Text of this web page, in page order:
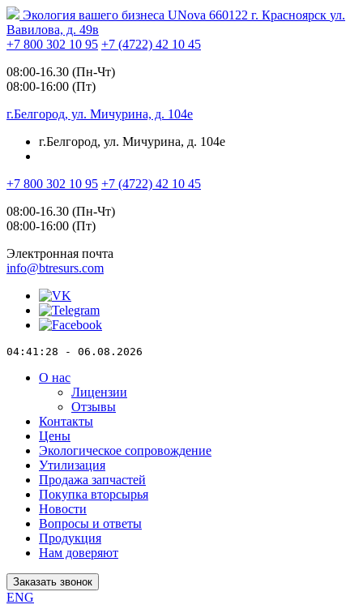
Экология вашего бизнеса UNova 660122 г. Красноярск ул.
Вавилова, д. 49в
+7 800 302 10 95 +7 (4722) 42 10 45
08:00-16.30 (Пн-Чт)
08:00-16:00 (Пт)
г.Белгород, ул. Мичурина, д. 104е
г.Белгород, ул. Мичурина, д. 104е
+7 800 302 10 95 +7 (4722) 42 10 45
08:00-16.30 (Пн-Чт)
08:00-16:00 (Пт)
Электронная почта
info@btresurs.com
04:41:28 - 06.08.2026
О нас
Лицензии
Отзывы
Контакты
Цены
Экологическое сопровождение
Утилизация
Продажа запчастей
Покупка вторсырья
Новости
Вопросы и ответы
Продукция
Нам доверяют
Заказать звонок
ENG